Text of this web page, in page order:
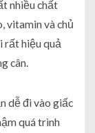
nhiều chất
vitamin và chủ
rất hiệu quả
cân.
dễ đi vào giấc
quá trình